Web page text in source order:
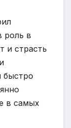
роль в
и страсть
быстро
в самых